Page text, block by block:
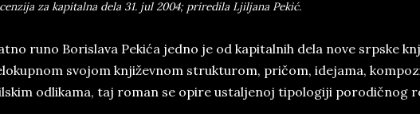
za kapitalna dela 31. jul 2004; priredila Ljiljana Pekić.
runo Borislava Pekića jedno je od kapitalnih dela nove srpske
svojom književnom strukturom, pričom, idejama,
odlikama, taj roman se opire ustaljenoj tipologiji porodičnog